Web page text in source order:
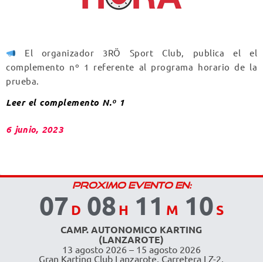
El organizador 3RÖ Sport Club, publica el el
complemento nº 1 referente al programa horario de la
prueba.
Leer el complemento N.º 1
6 junio, 2023
PROXIMO EVENTO EN:
07 D 08 H 11 M 10 S
CAMP. AUTONOMICO KARTING
(LANZAROTE)
13 agosto 2026 – 15 agosto 2026
Gran Karting Club Lanzarote, Carretera LZ-2,